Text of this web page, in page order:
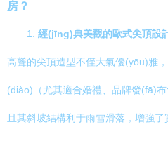
房？
1. 經(jīng)典美觀的歐式尖頂設
高聳的尖頂造型不僅大氣優(yōu)雅
(diào)（尤其適合婚禮、品牌發(fā)
且其斜坡結構利于雨雪滑落，增強了